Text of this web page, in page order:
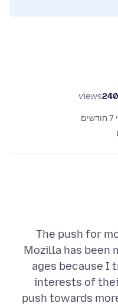
240
views
The push for
Mozilla has been
ages because I
interests of
push towards